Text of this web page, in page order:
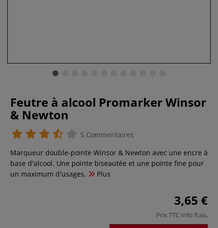
Feutre à alcool Promarker Winsor
& Newton
5 Commentaires
Marqueur double-pointe Winsor & Newton avec une encre à
base d'alcool. Une pointe biseautée et une pointe fine pour
un maximum d'usages.
Plus
3,65 €
Prix TTC Info frais.